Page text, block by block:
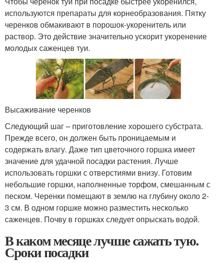
используются препараты для корнеобразования. Пятку
черенков обмакивают в порошок-укоренитель или
раствор. Это действие значительно ускорит укоренение
молодых саженцев туи.
Высаживание черенков
Следующий шаг – приготовление хорошего субстрата.
Прежде всего, он должен быть проницаемым и
содержать влагу. Даже тип цветочного горшка имеет
значение для удачной посадки растения. Лучше
использовать горшки с отверстиями внизу. Готовим
небольшие горшки, наполненные торфом, смешанным с
песком. Черенки помещают в землю на глубину около 2-
3 см. В одном горшке можно разместить несколько
саженцев. Почву в горшках следует опрыскать водой.
В каком месяце лучше сажать тую.
Сроки посадки